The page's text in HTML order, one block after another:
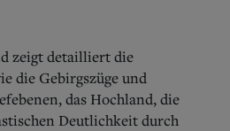
zeigt detailliert die
die Gebirgszüge und
das Hochland, die
Deutlichkeit durch